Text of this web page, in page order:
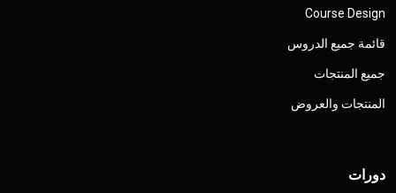
Course Design
قائمة جميع الدروس
جميع المنتجات
المنتجات والعروض
دورات